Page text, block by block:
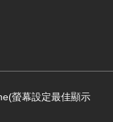
螢幕設定最佳顯示